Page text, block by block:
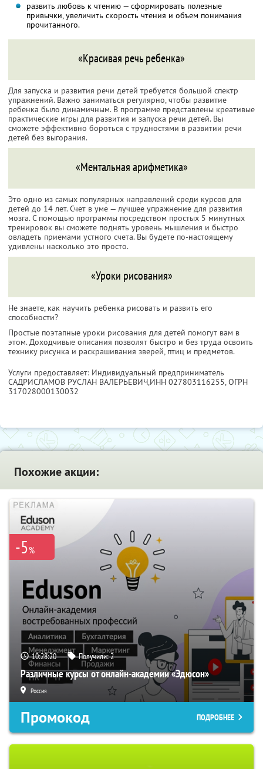
развить любовь к чтению — сформировать полезные
привычки, увеличить скорость чтения и объем понимания
прочитанного.
«Красивая речь ребенка»
Для запуска и развития речи детей требуется большой спектр
упражнений. Важно заниматься регулярно, чтобы развитие
ребенка было динамичным. В программе представлены креативые
практические игры для развития и запуска речи детей. Вы
сможете эффективно бороться с трудностями в развитии речи
детей без выгорания.
«Ментальная арифметика»
Это одно из самых популярных направлений среди курсов для
детей до 14 лет. Счет в уме — лучшее упражнение для развития
мозга. С помощью программы посредством простых 5 минутных
тренировок вы сможете поднять уровень мышления и быстро
овладеть приемами устного счета. Вы будете по-настоящему
удивлены насколько это просто.
«Уроки рисования»
Не знаете, как научить ребенка рисовать и развить его
способности?
Простые поэтапные уроки рисования для детей помогут вам в
этом. Доходчивые описания позволят быстро и без труда освоить
технику рисунка и раскрашивания зверей, птиц и предметов.
Услуги предоставляет: Индивидуальный предприниматель
САДРИСЛАМОВ РУСЛАН ВАЛЕРЬЕВИЧ,ИНН 027803116255, ОГРН
317028000130032
Похожие акции:
-5%
10:28:19 Получили:2
Различные курсы от онлайн-академии «Эдюсон»
Россия
Промокод ПОДРОБНЕЕ